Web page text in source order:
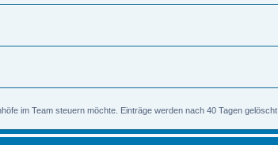
im Team steuern möchte. Einträge werden nach 40 Tagen gelöscht.